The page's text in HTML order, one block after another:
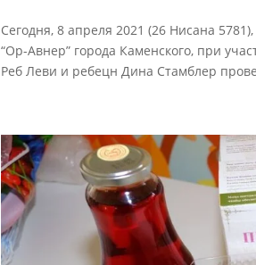
Сегодня, 8 апреля 2021 (26 Нисана
“Ор-Авнер” города Каменского, при
Реб Леви и ребецн Дина Стамблер